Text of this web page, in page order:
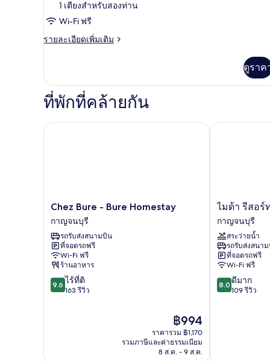
1 เตียงสำหรับสองท่าน
Wi-Fi ฟรี
รายละเอียดเพิ่มเติม
ราย
เกี่ยว
กับ
ห้อง
ดูราค
ที่พักที่คล้ายกัน
Chez
-
Bure
Homestay
กาญจนบุรี
Chez Bure - Bure Homestay
กาญจนบุรี
รถรับส่งสนามบิน
ที่จอดรถฟรี
Wi-Fi ฟรี
ร้านอาหาร
9.6
จาก
9.6 ไร้ที่ติ
163 รีวิว
ราคา
ปัจจุบัน
คือ
฿994
฿994
ราคารวม ฿1,170
รวมภาษีและค่าธรรมเนียม
8 ส.ค. - 9 ส.ค.
Chez Bure - Bure Homestay
ไมด้า
กาญจนบุรี
กาญจนบุรี
ไมด้า รีสอ
กาญจนบุรี
สระว่ายน้ำ
รถรับส่งสนา
ที่จอดรถฟรี
Wi-Fi ฟรี
8.0
จาก
8.0 ดีมาก
109 รีวิว
ไมด้า รีสอร์ท